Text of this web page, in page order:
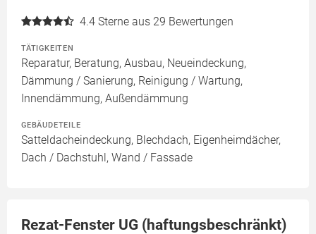
4.4 Sterne aus 29 Bewertungen
TÄTIGKEITEN
Reparatur, Beratung, Ausbau, Neueindeckung,
Dämmung / Sanierung, Reinigung / Wartung,
Innendämmung, Außendämmung
GEBÄUDETEILE
Satteldacheindeckung, Blechdach, Eigenheimdächer,
Dach / Dachstuhl, Wand / Fassade
Rezat-Fenster UG (haftungsbeschränkt)